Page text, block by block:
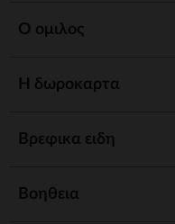
Ο ομιλος
Η δωροκαρτα
Βρεφικα ειδη
Βοηθεια